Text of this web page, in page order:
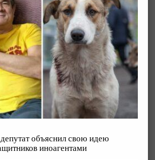
объяснил свою идею
иноагентами